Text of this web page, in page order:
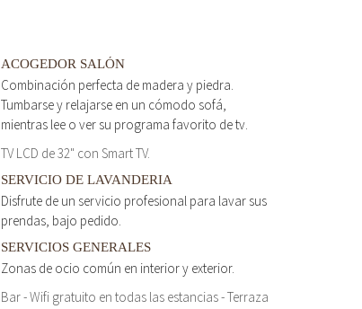
ACOGEDOR SALÓN
Combinación perfecta de madera y piedra.
Tumbarse y relajarse en un cómodo sofá,
mientras lee o ver su programa favorito de tv.
TV LCD de 32" con Smart TV.
SERVICIO DE LAVANDERIA
Disfrute de un servicio profesional para lavar sus
prendas, bajo pedido.
SERVICIOS GENERALES
Zonas de ocio común en interior y exterior.
Bar - Wifi gratuito en todas las estancias - Terraza